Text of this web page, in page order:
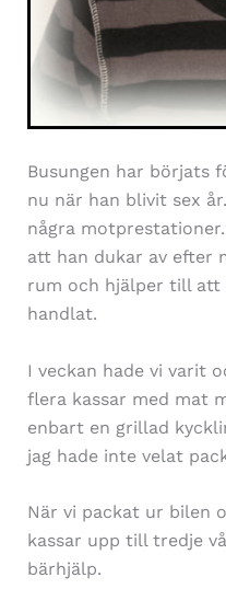
Busungen har börjats
nu när han blivit sex
några
att han dukar av efter
rum och hjälper till att
handlat.
I veckan hade vi varit
flera kassar med mat
enbart en grillad
jag hade inte velat
När vi packat ur bilen
kassar upp till tredje
bärhjälp.